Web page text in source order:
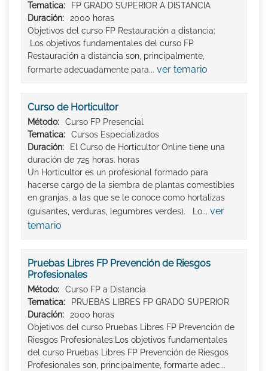
Tematica:
FP GRADO SUPERIOR A DISTANCIA
Duración:
2000 horas
Objetivos del curso FP Restauración a distancia:
Los objetivos fundamentales del curso FP
Restauración a distancia son, principalmente,
formarte adecuadamente para... ver temario
Curso de Horticultor
Método:
Curso FP Presencial
Tematica:
Cursos Especializados
Duración:
El Curso de Horticultor Online tiene una
duración de 725 horas. horas
Un Horticultor es un profesional formado para
hacerse cargo de la siembra de plantas comestibles
en granjas, a las que se le conoce como hortalizas
(guisantes, verduras, legumbres verdes). Lo... ver
temario
Pruebas Libres FP Prevención de Riesgos
Profesionales
Método:
Curso FP a Distancia
Tematica:
PRUEBAS LIBRES FP GRADO SUPERIOR
Duración:
2000 horas
Objetivos del curso Pruebas Libres FP Prevención de
Riesgos Profesionales:Los objetivos fundamentales
del curso Pruebas Libres FP Prevención de Riesgos
Profesionales son, principalmente, formarte adec...